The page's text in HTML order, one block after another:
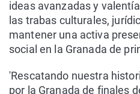
ideas avanzadas y
las trabas culturales,
mantener una activa
social en la Granada de
'Rescatando nuestra
por la Granada de finales